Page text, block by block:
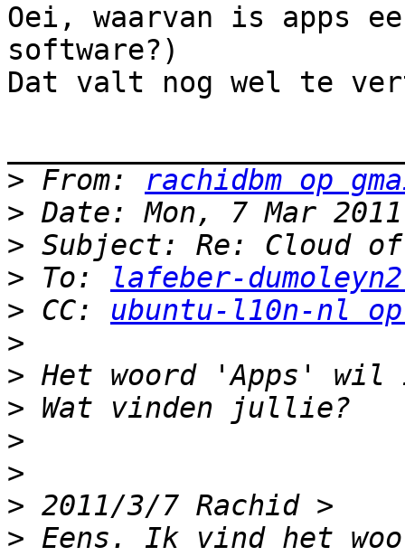
Oei, waarvan is apps
software?)
Dat valt nog wel te
> From: rachidbm op
>
>
> To:
lafeber-
> CC: ubuntu-l10n-nl
>
>
>
>
>
>
> Eens. Ik vind het